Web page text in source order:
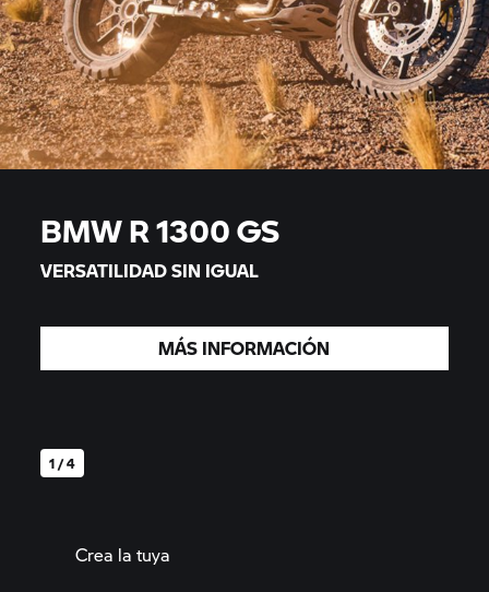
1 / 4
BMW R 1300 GS
VERSATILIDAD SIN IGUAL
MÁS INFORMACIÓN
Crea la tuya